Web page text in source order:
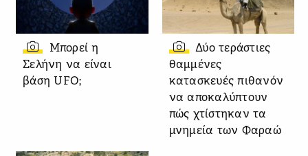
Μπορεί η
Σελήνη να είναι
βάση UFO;
Δύο τεράστιες
θαμμένες
κατασκευές πιθανόν
να αποκαλύπτουν
πώς χτίστηκαν τα
μνημεία των Φαραώ